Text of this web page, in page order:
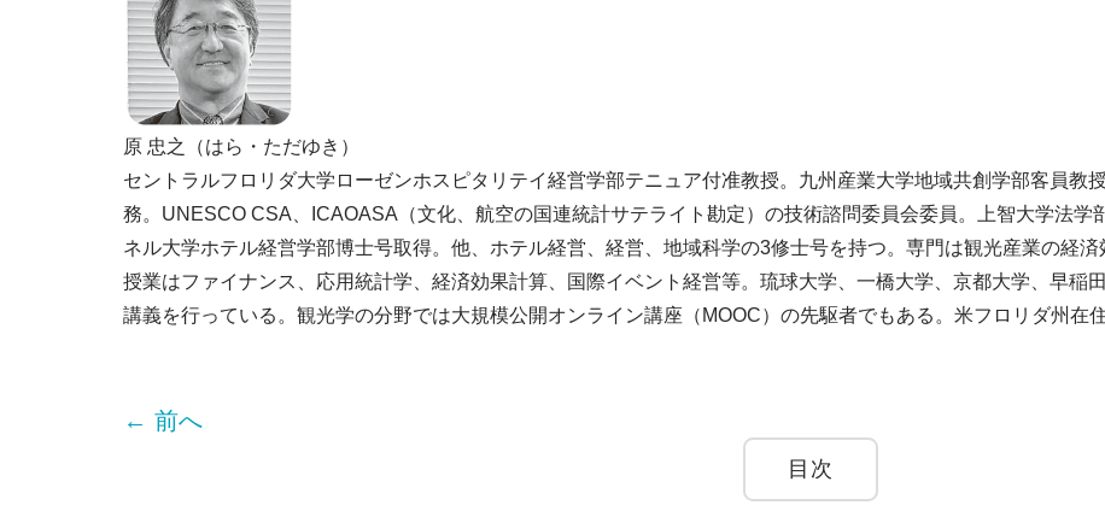
原 忠之（はら・ただゆき）
セントラルフロリダ大学ローゼンホスピタリテイ経営学部テニュア付准教授。九州産業大学地域共創学部客員教
務。UNESCO CSA、ICAOASA（文化、航空の国連統計サテライト勘定）の技術諮問委員会委員。上智大学法学
ネル大学ホテル経営学部博士号取得。他、ホテル経営、経営、地域科学の3修士号を持つ。専門は観光産業の経
授業はファイナンス、応用統計学、経済効果計算、国際イベント経営等。琉球大学、一橋大学、京都大学、早稲
講義を行っている。観光学の分野では大規模公開オンライン講座（MOOC）の先駆者でもある。米フロリダ州在住
← 前へ
目次